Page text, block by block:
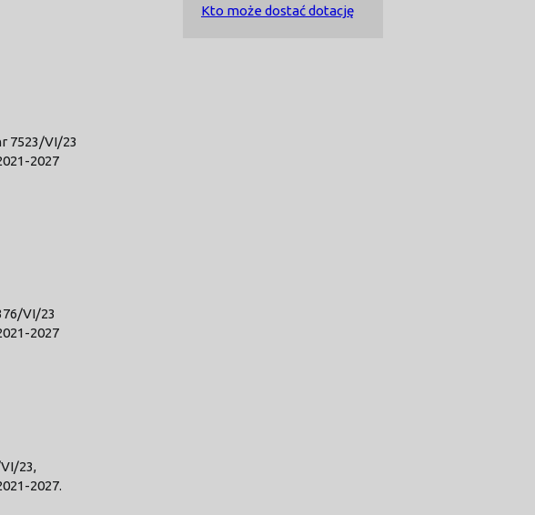
Kto może dostać dotację
7523/VI/23
2027
VI/23
2027
23,
2027.